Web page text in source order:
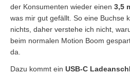
der Konsumenten wieder einen 3,5
was mir gut gefällt. So eine Buchse
nichts, daher verstehe ich nicht,
beim normalen Motion Boom
da.
Dazu kommt ein USB-C